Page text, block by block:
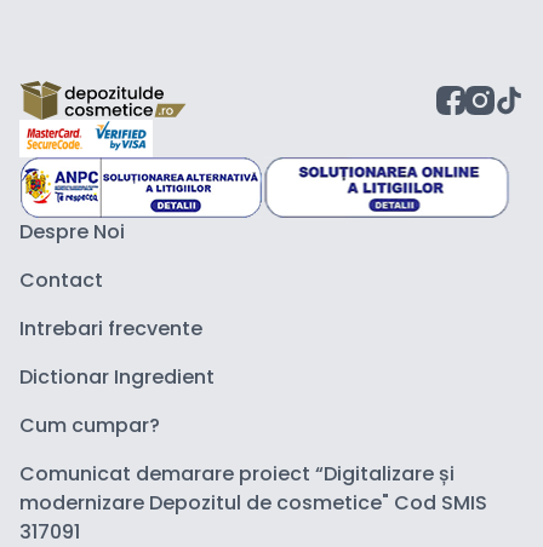
Despre Noi
Contact
Intrebari frecvente
Dictionar Ingredient
Cum cumpar?
Comunicat demarare proiect “Digitalizare și
modernizare Depozitul de cosmetice" Cod SMIS
317091